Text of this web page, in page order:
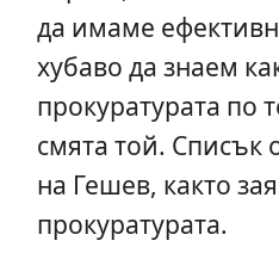
да имаме
хубаво да знаем
прокуратурата по
смята той. Списък
на Гешев, както
прокуратурата.